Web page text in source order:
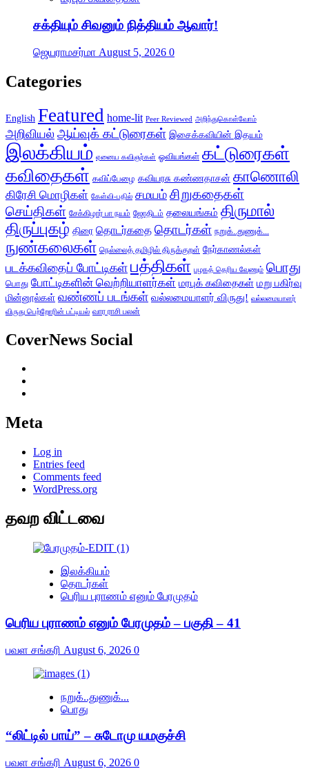
சக்தியும் சிவனும் நித்தியம் ஆவார்!
ஜெயராமசர்மா August 5, 2026 0
Categories
English Featured home-lit Peer Reviewed அறிந்துகொள்வோம்
அறிவியல் ஆய்வுக் கட்டுரைகள் இசைக்கவியின் இதயம்
இலக்கியம் ஏனைய கவிஞர்கள் ஓவியங்கள் கட்டுரைகள்
கவிதைகள் கவிப்பேழை கவியரசு கண்ணதாசன் காணொலி
கிரேசி மொழிகள் கேள்வி-பதில் சமயம் சிறுகதைகள்
செய்திகள் சேக்கிழார் பா நயம் ஜோதிடம் தலையங்கம் திருமால்
திருப்புகழ் திரை தொடர்கதை தொடர்கள் நறுக்..துணுக்...
நுண்கலைகள் நெல்லைத் தமிழில் திருக்குறள் நேர்காணல்கள்
படக்கவிதைப் போட்டிகள் பத்திகள் பழகத் தெரிய வேணும் பொது
பொது போட்டிகளின் வெற்றியாளர்கள் மரபுக் கவிதைகள் மறு பகிர்வு
மின்னூல்கள் வண்ணப் படங்கள் வல்லமையாளர் விருது! வல்லமையாளர்
விருது பெற்றோரின் பட்டியல் வார ராசி பலன்
CoverNews Social
Meta
Log in
Entries feed
Comments feed
WordPress.org
தவற விட்டவை
இலக்கியம்
தொடர்கள்
பெரிய புராணம் எனும் பேரமுதம்
பெரிய புராணம் எனும் பேரமுதம் – பகுதி – 41
பவள சங்கரி August 6, 2026 0
நறுக்..துணுக்...
பொது
“லிட்டில் பாய்” – சுடோமு யமகுச்சி
பவள சங்கரி August 6, 2026 0